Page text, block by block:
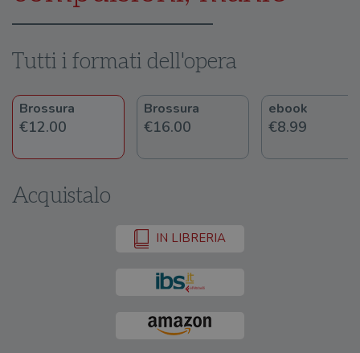
Tutti i formati dell'opera
Brossura
€12.00
Brossura
€16.00
ebook
€8.99
Acquistalo
IN LIBRERIA